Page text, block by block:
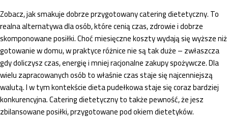
Zobacz, jak smakuje dobrze przygotowany catering dietetyczny. To
realna alternatywa dla osób, które cenią czas, zdrowie i dobrze
skomponowane posiłki. Choć miesięczne koszty wydają się wyższe niż
gotowanie w domu, w praktyce różnice nie są tak duże – zwłaszcza
gdy doliczysz czas, energię i mniej racjonalne zakupy spożywcze. Dla
wielu zapracowanych osób to właśnie czas staje się najcenniejszą
walutą. I w tym kontekście dieta pudełkowa staje się coraz bardziej
konkurencyjna. Catering dietetyczny to także pewność, że jesz
zbilansowane posiłki, przygotowane pod okiem dietetyków.